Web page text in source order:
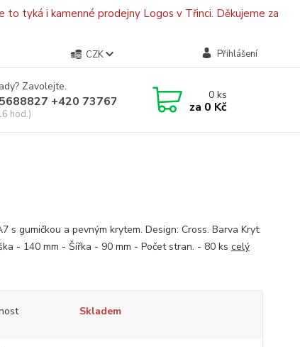
to tyká i kamenné prodejny Logos v Třinci. Děkujeme za
CZK Přihlášení
Zavolejte.
+420 737670415
hod.)
0ks
za 0 Kč
s gumičkou a pevným krytem. Design: Cross. Barva Kryt:
- 140 mm - Šířka - 90 mm - Počet stran. - 80 ks celý
Skladem